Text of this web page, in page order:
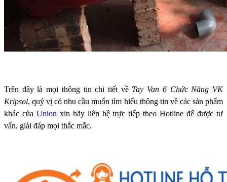
Trên đây là mọi thông tin chi tiết về Tay Van 6 Chức Năng VK
Kripsol, quý vị có nhu cầu muốn tìm hiểu thông tin về các sản phẩm
khác của Unionxin hãy liên hệ trực tiếp theo Hotline để được tư
vấn, giải đáp mọi thắc mắc.